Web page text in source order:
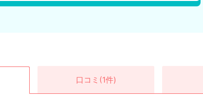
口コミ (1件)